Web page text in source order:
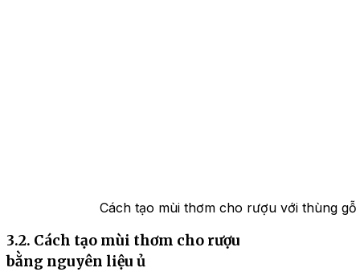
Cách tạo mùi thơm cho rượu với thùng
3.2. Cách tạo mùi thơm cho rượu
bằng nguyên liệu ủ